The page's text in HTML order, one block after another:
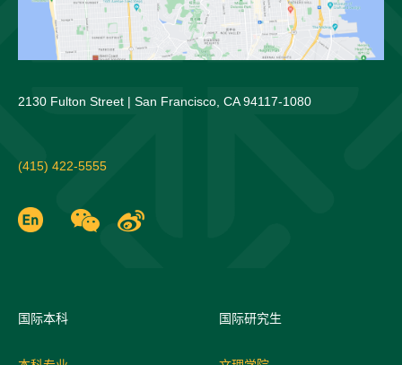
2130 Fulton Street | San Francisco, CA 94117-1080
(415) 422-5555
国际本科 国际研究生